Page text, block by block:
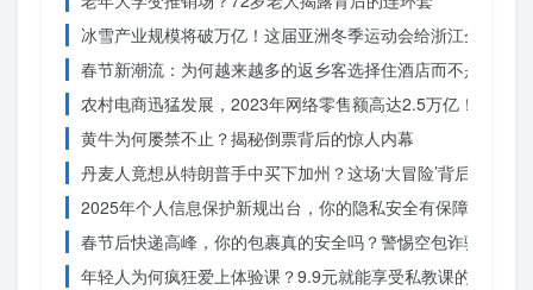
冰雪产业规模将破万亿！这届亚洲冬季运动会给浙江企业带
春节新潮流：为何越来越多的返乡客选择住酒店而不是家里？
农村电商迅猛发展，2023年网络零售额高达2.5万亿！你还在
黄牛为何屡禁不止？揭秘倒票背后的惊人内幕
丹麦人竟想从特朗普手中买下加州？这场‘大冒险’背后藏着什
2025年个人信息保护新规出台，你的隐私安全有保障了吗？
春节后快递高峰，你的包裹真的安全吗？警惕空包诈骗
年轻人为何疯狂爱上体验课？9.9元就能享受私教课的秘密